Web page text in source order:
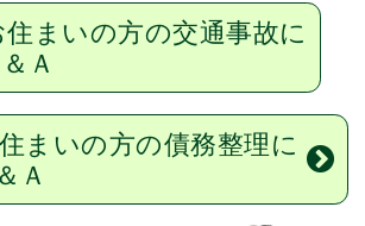
まいの方の交通事故に
Ａ
まいの方の債務整理に
Ａ